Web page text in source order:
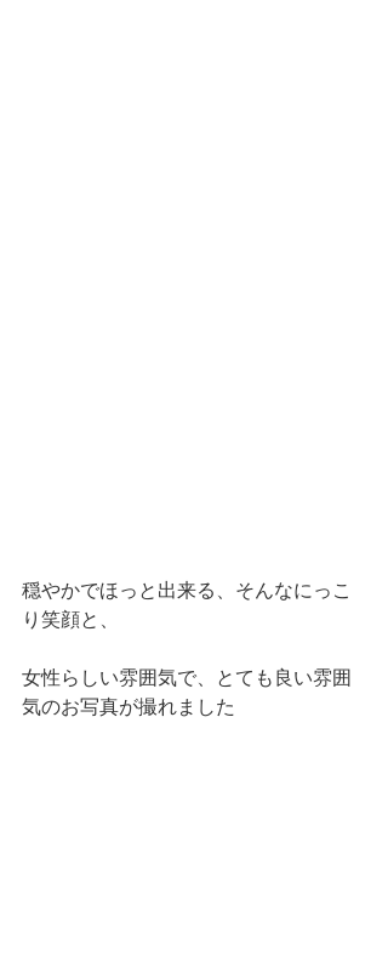
穏やかでほっと出来る、そんなにっこ
り笑顔と、
女性らしい雰囲気で、とても良い雰囲
気のお写真が撮れました